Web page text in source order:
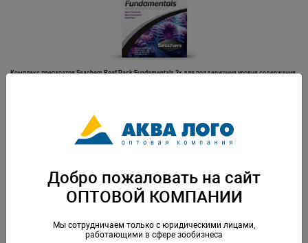
Комплекс препаратов Seachem Reef Pack:Fundamentals 3x для поддержания уровня содержания
Добро пожаловать на сайт
ОПТОВОЙ КОМПАНИИ
Мы сотрудничаем только с юридическими лицами,
работающими в сфере зообизнеса